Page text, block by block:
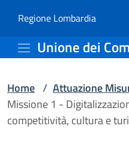
Missione
Regione Lombardia(apre in
Home / Attuazione
Missione 1 -
competitività, cultura e